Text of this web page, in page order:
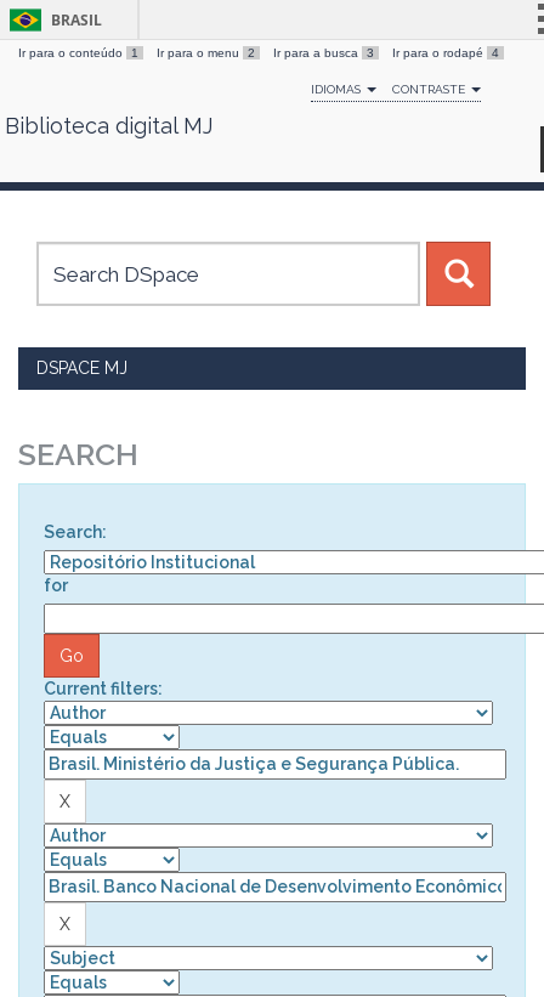
Skip
BRASIL
Simplifique!
Comunica BR
Canais
Ir para o conteúdo 1 Ir para o menu 2 Ir para a busca 3 Ir para o rodapé 4
IDIOMAS CONTRASTE
Biblioteca digital MJ
DSPACE MJ
SEARCH
Search:
for
Current filters: